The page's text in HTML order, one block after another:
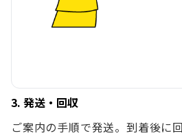
3. 発送・回収
ご案内の手順で発送。到着後に